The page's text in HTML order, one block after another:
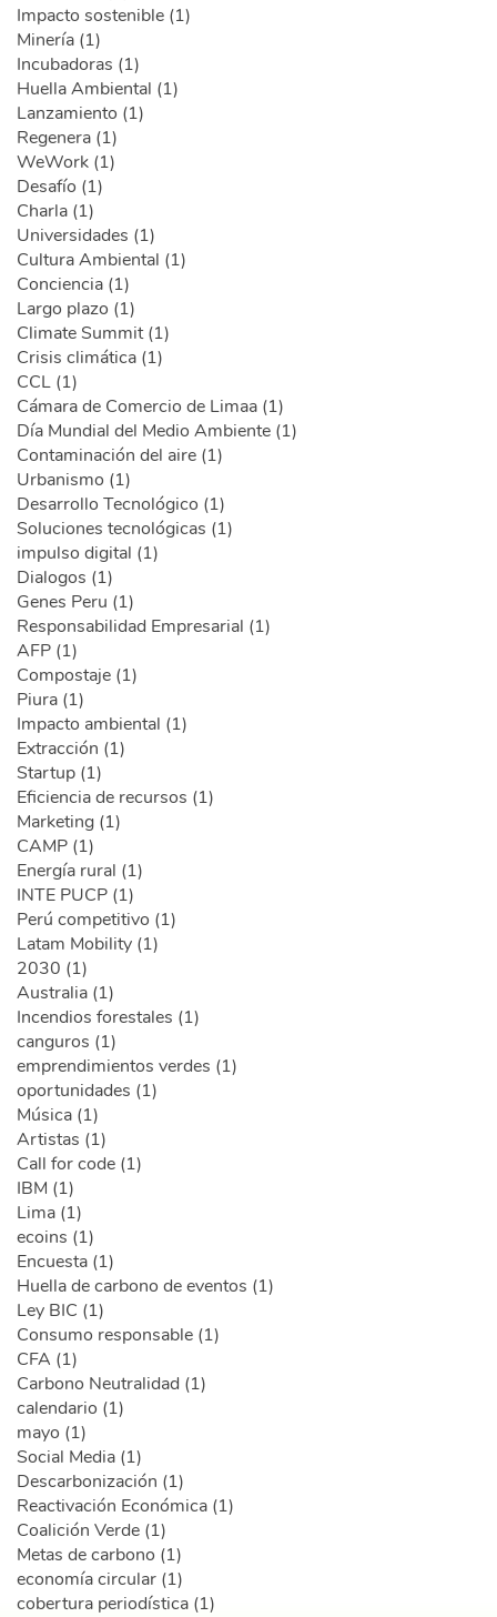
Impacto sostenible (1)
Minería (1)
Incubadoras (1)
Huella Ambiental (1)
Lanzamiento (1)
Regenera (1)
WeWork (1)
Desafío (1)
Charla (1)
Universidades (1)
Cultura Ambiental (1)
Conciencia (1)
Largo plazo (1)
Climate Summit (1)
Crisis climática (1)
CCL (1)
Cámara de Comercio de Limaa (1)
Día Mundial del Medio Ambiente (1)
Contaminación del aire (1)
Urbanismo (1)
Desarrollo Tecnológico (1)
Soluciones tecnológicas (1)
impulso digital (1)
Dialogos (1)
Genes Peru (1)
Responsabilidad Empresarial (1)
AFP (1)
Compostaje (1)
Piura (1)
Impacto ambiental (1)
Extracción (1)
Startup (1)
Eficiencia de recursos (1)
Marketing (1)
CAMP (1)
Energía rural (1)
INTE PUCP (1)
Perú competitivo (1)
Latam Mobility (1)
2030 (1)
Australia (1)
Incendios forestales (1)
canguros (1)
emprendimientos verdes (1)
oportunidades (1)
Música (1)
Artistas (1)
Call for code (1)
IBM (1)
Lima (1)
ecoins (1)
Encuesta (1)
Huella de carbono de eventos (1)
Ley BIC (1)
Consumo responsable (1)
CFA (1)
Carbono Neutralidad (1)
calendario (1)
mayo (1)
Social Media (1)
Descarbonización (1)
Reactivación Económica (1)
Coalición Verde (1)
Metas de carbono (1)
economía circular (1)
cobertura periodística (1)